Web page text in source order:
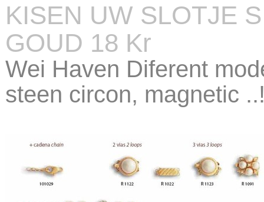
KISEN UW SLOTJE
GOUD 18 Kr
Wei Haven Diferent
steen circon, magnetic